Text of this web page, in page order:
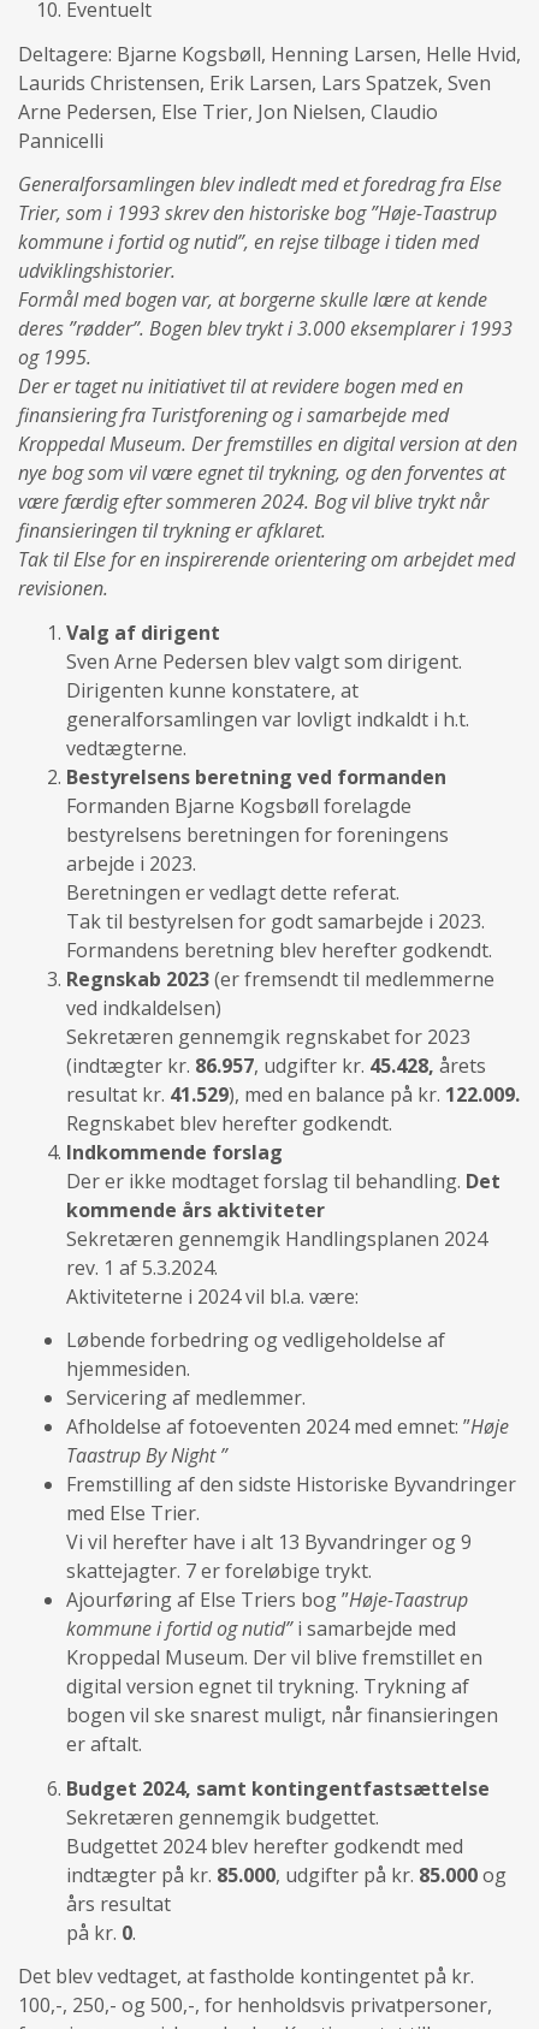
Eventuelt
Deltagere: Bjarne Kogsbøll, Henning Larsen, Helle Hvid,
Laurids Christensen, Erik Larsen, Lars Spatzek, Sven
Arne Pedersen, Else Trier, Jon Nielsen, Claudio
Pannicelli
Generalforsamlingen blev indledt med et foredrag fra Else
Trier, som i 1993 skrev den historiske bog ”Høje-Taastrup
kommune i fortid og nutid”, en rejse tilbage i tiden med
udviklingshistorier.
Formål med bogen var, at borgerne skulle lære at kende
deres ”rødder”. Bogen blev trykt i 3.000 eksemplarer i 1993
og 1995.
Der er taget nu initiativet til at revidere bogen med en
finansiering fra Turistforening og i samarbejde med
Kroppedal Museum. Der fremstilles en digital version at den
nye bog som vil være egnet til trykning, og den forventes at
være færdig efter sommeren 2024. Bog vil blive trykt når
finansieringen til trykning er afklaret.
Tak til Else for en inspirerende orientering om arbejdet med
revisionen.
Valg af dirigent
Sven Arne Pedersen blev valgt som dirigent.
Dirigenten kunne konstatere, at
generalforsamlingen var lovligt indkaldt i h.t.
vedtægterne.
Bestyrelsens beretning ved formanden
Formanden Bjarne Kogsbøll forelagde
bestyrelsens beretningen for foreningens
arbejde i 2023.
Beretningen er vedlagt dette referat.
Tak til bestyrelsen for godt samarbejde i 2023.
Formandens beretning blev herefter godkendt.
Regnskab 2023(er fremsendt til medlemmerne
ved indkaldelsen)
Sekretæren gennemgik regnskabet for 2023
(indtægter kr. 86.957, udgifter kr. 45.428, årets
resultat kr. 41.529), med en balance på kr. 122.009.
Regnskabet blev herefter godkendt.
Indkommende forslag
Der er ikke modtaget forslag til behandling. Det
kommende års aktiviteter
Sekretæren gennemgik Handlingsplanen 2024
rev. 1 af 5.3.2024.
Aktiviteterne i 2024 vil bl.a. være:
Løbende forbedring og vedligeholdelse af
hjemmesiden.
Servicering af medlemmer.
Afholdelse af fotoeventen 2024 med emnet: ”Høje
Taastrup By Night ”
Fremstilling af den sidste Historiske Byvandringer
med Else Trier.
Vi vil herefter have i alt 13 Byvandringer og 9
skattejagter. 7 er foreløbige trykt.
Ajourføring af Else Triers bog ”Høje-Taastrup
kommune i fortid og nutid”i samarbejde med
Kroppedal Museum. Der vil blive fremstillet en
digital version egnet til trykning. Trykning af
bogen vil ske snarest muligt, når finansieringen
er aftalt.
Budget 2024, samt kontingentfastsættelse
Sekretæren gennemgik budgettet.
Budgettet 2024 blev herefter godkendt med
indtægter på kr. 85.000, udgifter på kr. 85.000og
års resultat
på kr. 0.
Det blev vedtaget, at fastholde kontingentet på kr.
100,-, 250,- og 500,-, for henholdsvis privatpersoner,